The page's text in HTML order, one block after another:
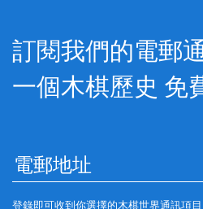
訂閱我們的電郵
一個木棋歷史 免
登錄即可收到你選擇的木棋世界通訊項目